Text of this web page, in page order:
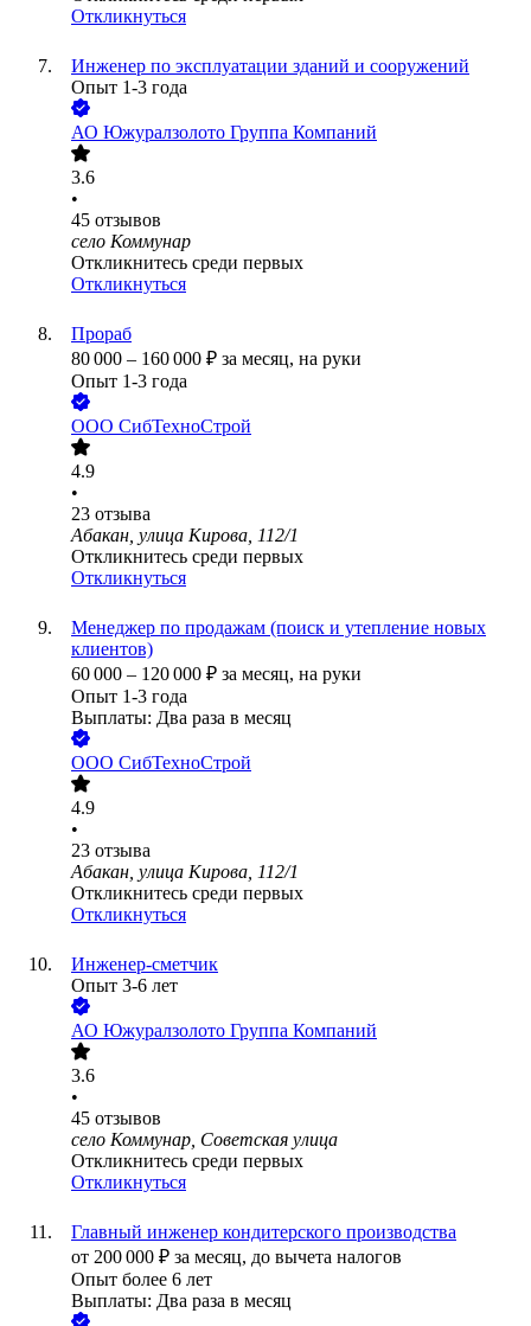
Откликнуться
Инженер по эксплуатации зданий и сооружений
Опыт 1-3 года
АО Южуралзолото Группа Компаний
3.6
•
45 отзывов
село Коммунар
Откликнитесь среди первых
Откликнуться
Прораб
80 000 – 160 000 ₽ за месяц, на руки
Опыт 1-3 года
ООО СибТехноСтрой
4.9
•
23 отзыва
Абакан, улица Кирова, 112/1
Откликнитесь среди первых
Откликнуться
Менеджер по продажам (поиск и утепление новых
клиентов)
60 000 – 120 000 ₽ за месяц, на руки
Опыт 1-3 года
Выплаты: Два раза в месяц
ООО СибТехноСтрой
4.9
•
23 отзыва
Абакан, улица Кирова, 112/1
Откликнитесь среди первых
Откликнуться
Инженер-сметчик
Опыт 3-6 лет
АО Южуралзолото Группа Компаний
3.6
•
45 отзывов
село Коммунар, Советская улица
Откликнитесь среди первых
Откликнуться
Главный инженер кондитерского производства
от 200 000 ₽ за месяц, до вычета налогов
Опыт более 6 лет
Выплаты: Два раза в месяц